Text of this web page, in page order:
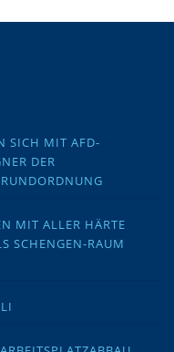
SICH MIT AFD-
DER
MIT ALLER HÄRTE
SCHENGEN-RAUM